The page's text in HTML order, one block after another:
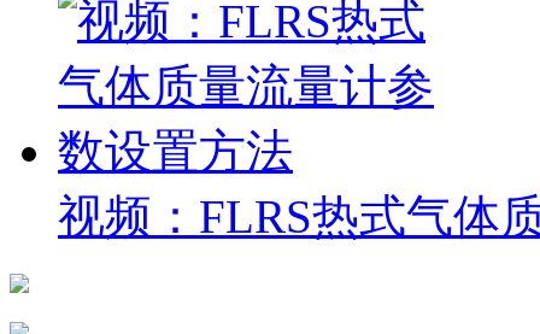
视频：FLRS热式气体